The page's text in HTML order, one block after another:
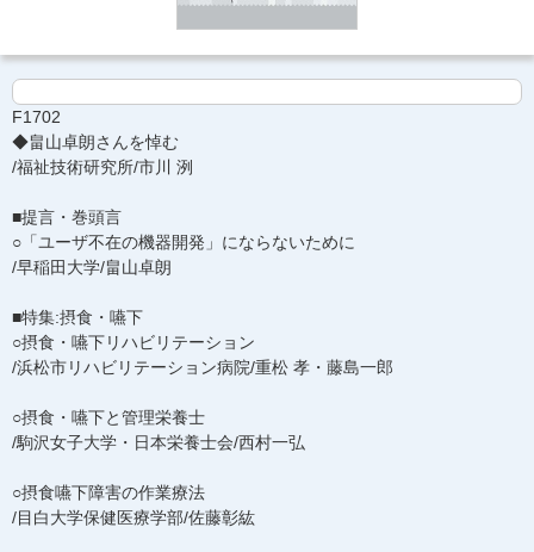
F1702
◆畠山卓朗さんを悼む
/福祉技術研究所/市川 洌
■提言・巻頭言
○「ユーザ不在の機器開発」にならないために
/早稲田大学/畠山卓朗
■特集:摂食・嚥下
○摂食・嚥下リハビリテーション
/浜松市リハビリテーション病院/重松 孝・藤島一郎
○摂食・嚥下と管理栄養士
/駒沢女子大学・日本栄養士会/西村一弘
○摂食嚥下障害の作業療法
/目白大学保健医療学部/佐藤彰紘